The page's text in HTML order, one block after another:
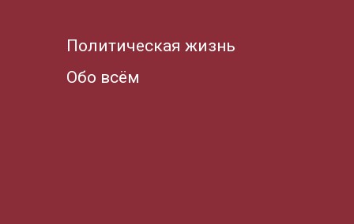
Политическая жизнь
Обо всём